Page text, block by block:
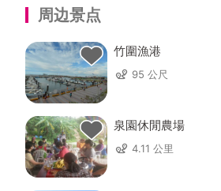
周边景点
竹圍漁港
95 公尺
泉園休閒農場
4.11 公里